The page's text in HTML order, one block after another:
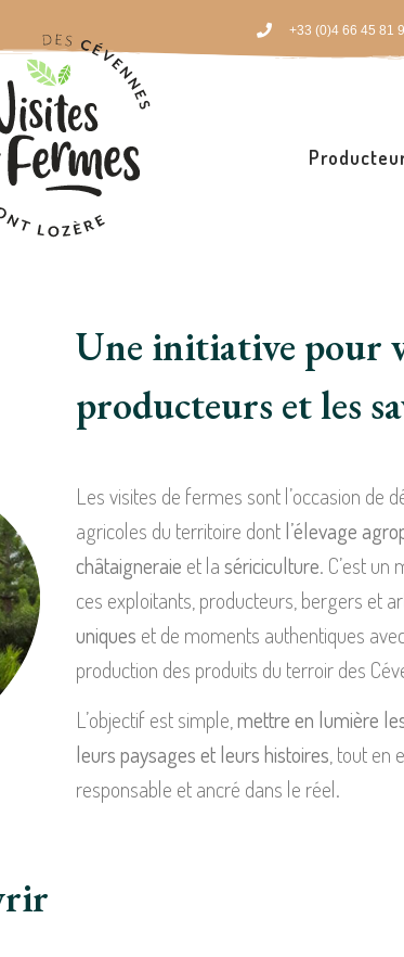
+33 (0)4 66 45 81
Une initiative pour
producteurs et les
Les visites de fermes sont l’occasion de
agricoles du territoire dontl’élevage
châtaigneraie et lasériciculture. C’est
ces exploitants, producteurs, bergers et
uniques et de moments authentiques
production des produits du terroir des
L’objectif est simple,mettre en lumière
leurs paysages et leurs histoires, tout en
responsable et ancré dans le réel.